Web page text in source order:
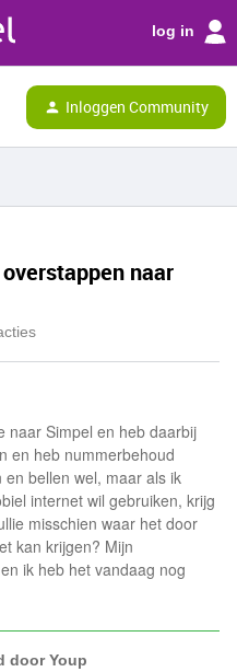
log in
Inloggen Community
naar
naar Simpel en heb daarbij
en heb nummerbehoud
bellen wel, maar als ik
internet wil gebruiken, krijg
misschien waar het door
kan krijgen? Mijn
ik heb het vandaag nog
doorYoup